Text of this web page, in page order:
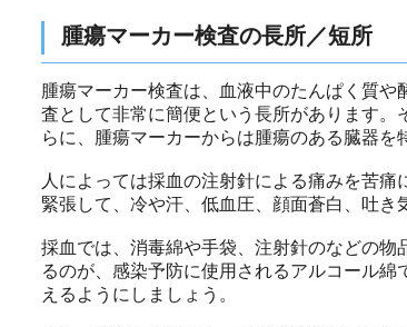
腫瘍マーカー検査の長所／短所
腫瘍マーカー検査は、血液中のたんぱく質
査として非常に簡便という長所があります
らに、腫瘍マーカーからは腫瘍のある臓器を
人によっては採血の注射針による痛みを苦
緊張して、冷や汗、低血圧、顔面蒼白、吐き
採血では、消毒綿や手袋、注射針のなどの
るのが、感染予防に使用されるアルコール
えるようにしましょう。